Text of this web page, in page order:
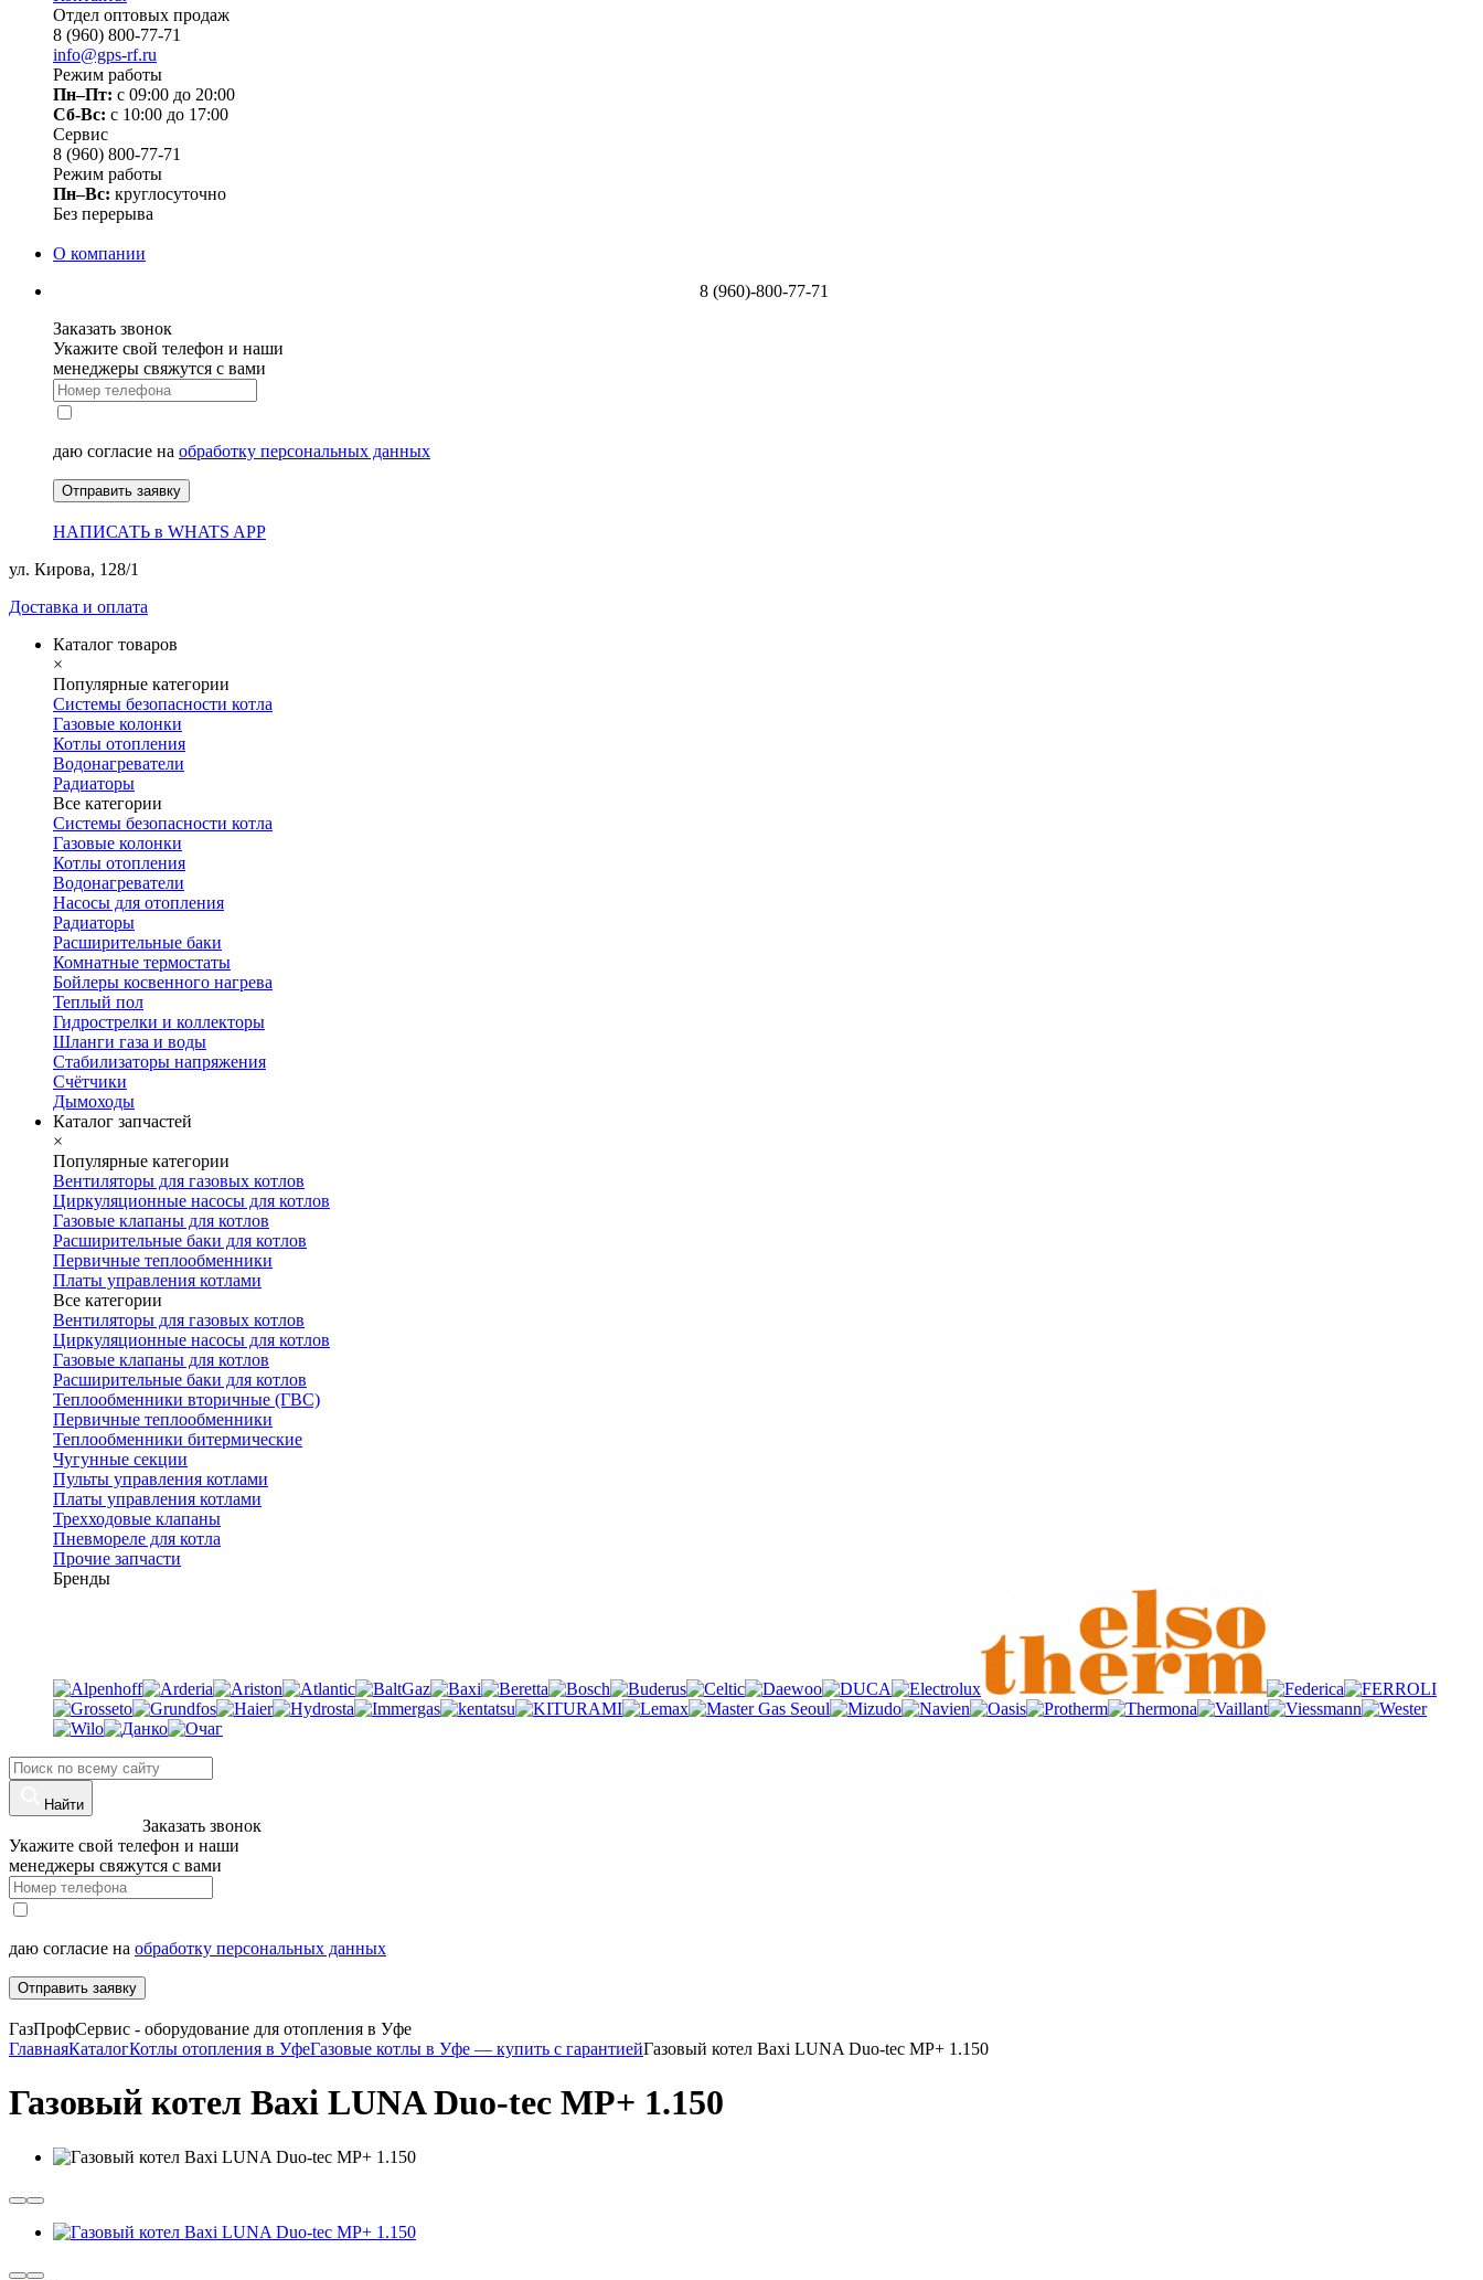
Отдел оптовых продаж
8 (960) 800-77-71
info@gps-rf.ru
Режим работы
Пн–Пт: с 09:00 до 20:00
Сб-Вс: c 10:00 до 17:00
Сервис
8 (960) 800-77-71
Режим работы
Пн–Вс: круглосуточно
Без перерыва
О компании
8 (960)-800-77-71
Заказать звонок
Укажите свой телефон и наши
менеджеры свяжутся с вами
даю согласие на обработку персональных данных
Отправить заявку
НАПИСАТЬ в WHATS APP
ул. Кирова, 128/1
Доставка и оплата
Каталог товаров
×
Популярные категории
Системы безопасности котла
Газовые колонки
Котлы отопления
Водонагреватели
Радиаторы
Все категории
Системы безопасности котла
Газовые колонки
Котлы отопления
Водонагреватели
Насосы для отопления
Радиаторы
Расширительные баки
Комнатные термостаты
Бойлеры косвенного нагрева
Теплый пол
Гидрострелки и коллекторы
Шланги газа и воды
Стабилизаторы напряжения
Счётчики
Дымоходы
Каталог запчастей
×
Популярные категории
Вентиляторы для газовых котлов
Циркуляционные насосы для котлов
Газовые клапаны для котлов
Расширительные баки для котлов
Первичные теплообменники
Платы управления котлами
Все категории
Вентиляторы для газовых котлов
Циркуляционные насосы для котлов
Газовые клапаны для котлов
Расширительные баки для котлов
Теплообменники вторичные (ГВС)
Первичные теплообменники
Теплообменники битермические
Чугунные секции
Пульты управления котлами
Платы управления котлами
Трехходовые клапаны
Пневмореле для котла
Прочие запчасти
Бренды
Найти
Заказать звонок
Укажите свой телефон и наши
менеджеры свяжутся с вами
даю согласие на обработку персональных данных
Отправить заявку
ГазПрофСервис - оборудование для отопления в Уфе
ГлавнаяКаталогКотлы отопления в УфеГазовые котлы в Уфе — купить с гарантиейГазовый котел Baxi LUNA Duo-tec MP+ 1.150
Газовый котел Baxi LUNA Duo-tec MP+ 1.150